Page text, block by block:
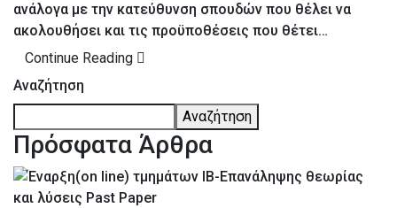
ανάλογα με την κατεύθυνση σπουδών που θέλει να
ακολουθήσει και τις προϋποθέσεις που θέτει…
Continue Reading
Αναζήτηση
Αναζήτηση
Πρόσφατα Άρθρα